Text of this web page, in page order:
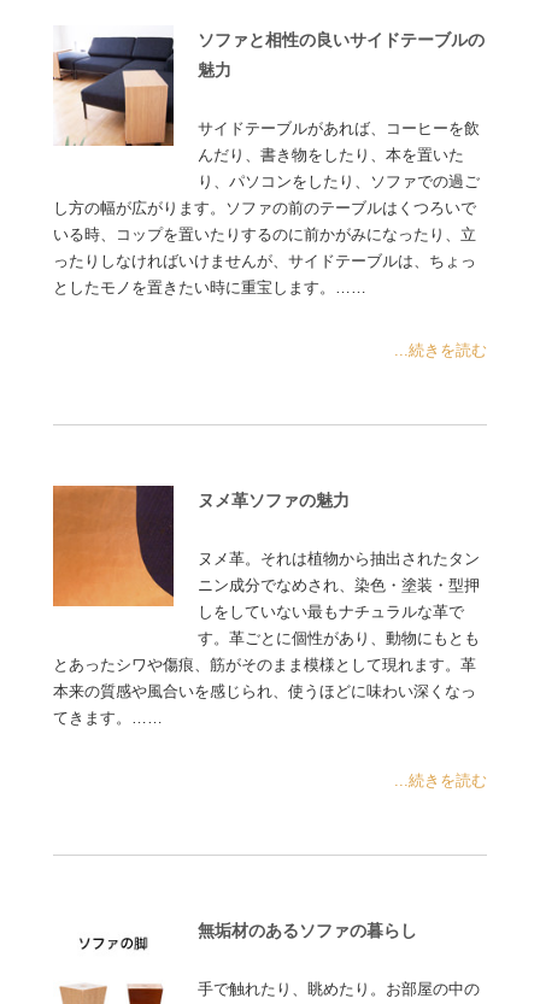
ソファと相性の良いサイドテーブルの
魅力
サイドテーブルがあれば、コーヒーを飲
んだり、書き物をしたり、本を置いた
り、パソコンをしたり、ソファでの過ご
し方の幅が広がります。ソファの前のテーブルはくつろいで
いる時、コップを置いたりするのに前かがみになったり、立
ったりしなければいけませんが、サイドテーブルは、ちょっ
としたモノを置きたい時に重宝します。……
...続きを読む
ヌメ革ソファの魅力
ヌメ革。それは植物から抽出されたタン
ニン成分でなめされ、染色・塗装・型押
しをしていない最もナチュラルな革で
す。革ごとに個性があり、動物にもとも
とあったシワや傷痕、筋がそのまま模様として現れます。革
本来の質感や風合いを感じられ、使うほどに味わい深くなっ
てきます。……
...続きを読む
無垢材のあるソファの暮らし
手で触れたり、眺めたり。お部屋の中の